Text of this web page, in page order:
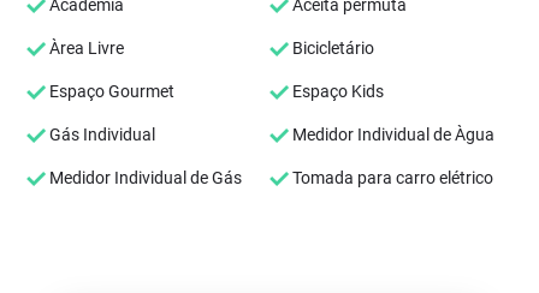
Academia Aceita permuta
Àrea Livre Bicicletário
Espaço Gourmet Espaço Kids
Gás Individual Medidor Individual de Àgua
Medidor Individual de Gás Tomada para carro elétrico